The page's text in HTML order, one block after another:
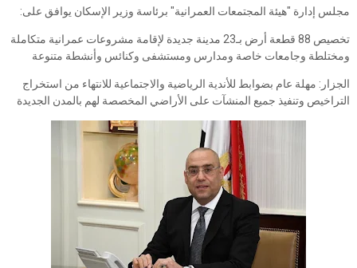
مجلس إدارة "هيئة المجتمعات العمرانية" برئاسة وزير الإسكان يوافق على:
تخصيص 88 قطعة أرض بـ23 مدينة جديدة لإقامة مشروعات عمرانية متكاملة
ومختلطة وجامعات خاصة ومدارس ومستشفى وكنائس وأنشطة متنوعة
الجزار: مهلة عام بضوابط للأندية الرياضية والاجتماعية للانتهاء من استخراج
التراخيص وتنفيذ جميع المنشآت على الأراضي المخصصة لهم بالمدن الجديدة